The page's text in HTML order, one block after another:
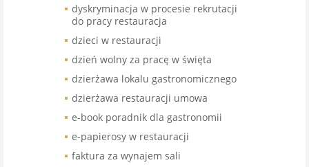
dyskryminacja w procesie rekrutacji
do pracy restauracja
dzieci w restauracji
dzień wolny za pracę w święta
dzierżawa lokalu gastronomicznego
dzierżawa restauracji umowa
e-book poradnik dla gastronomii
e-papierosy w restauracji
faktura za wynajem sali